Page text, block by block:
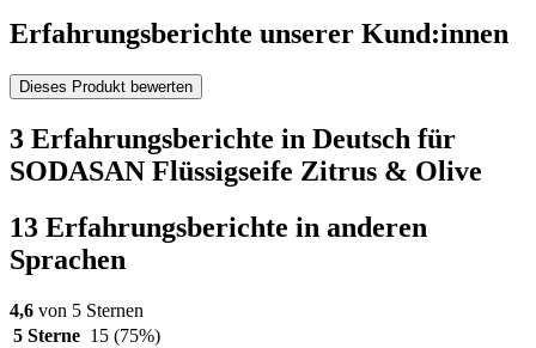
Erfahrungsberichte unserer Kund:innen
Dieses Produkt bewerten
3 Erfahrungsberichte in Deutsch für
SODASAN Flüssigseife Zitrus & Olive
13 Erfahrungsberichte in anderen
Sprachen
4,6 von 5 Sternen
5 Sterne 15 (75%)